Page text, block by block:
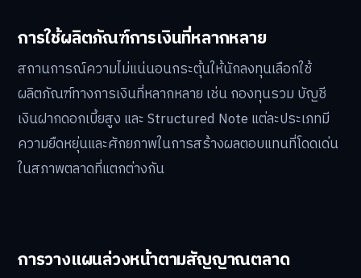
การใช้ผลิตภัณฑ์การเงินที่หลากหลาย
สถานการณ์ความไม่แน่นอนกระตุ้นให้นักลงทุนเลือกใช้
ผลิตภัณฑ์ทางการเงินที่หลากหลาย เช่น กองทุนรวม บัญชี
เงินฝากดอกเบี้ยสูง และ Structured Note แต่ละประเภทมี
ความยืดหยุ่นและศักยภาพในการสร้างผลตอบแทนที่โดดเด่น
ในสภาพตลาดที่แตกต่างกัน
การวางแผนล่วงหน้าตามสัญญาณตลาด